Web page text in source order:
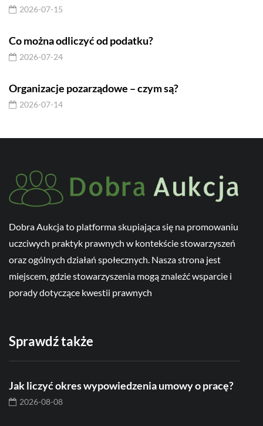
2026-07-15
Co można odliczyć od podatku?
2026-07-24
Organizacje pozarządowe – czym są?
2026-07-14
Dobra Aukcja to platforma skupiająca się na promowaniu
uczciwych praktyk prawnych w kontekście stowarzyszeń
oraz ogólnych działań społecznych. Nasza strona jest
miejscem, gdzie stowarzyszenia mogą znaleźć wsparcie i
porady dotyczące kwestii prawnych
Sprawdź także
Jak liczyć okres wypowiedzenia umowy o pracę?
2026-08-08